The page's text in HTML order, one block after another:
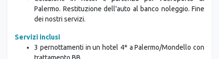
Servizi inclusi
3 pernottamenti in un hotel 4* a Palermo/Mondello con
trattamento BB
3 pernottamenti in un hotel 4* a Ragusa/Siracusa con
trattamento BB